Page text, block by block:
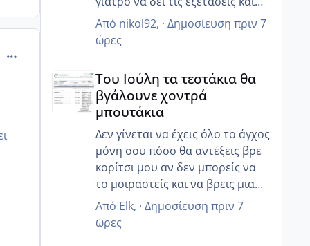
comment_1314251
ίσως καταλάβει ότι πρέπει να
βιαστούμε.. 😒
Από nikol92, · Δημοσίευση πριν 7
ώρες
Του Ιούλη τα τεστάκια θα
βγάλουνε χοντρά
μπουτάκια
Δεν γίνεται να έχεις όλο το άγχος
μόνη σου πόσο θα αντέξεις βρε
κορίτσι μου αν δεν μπορείς να
το μοιραστείς και να βρεις μια
κατανόηση από τον άντρα σου
ποιος θα σε καταλάβει ;
Και εγώ δεν μπορούσα να το
Από Elk, · Δημοσίευση πριν 7
ώρες